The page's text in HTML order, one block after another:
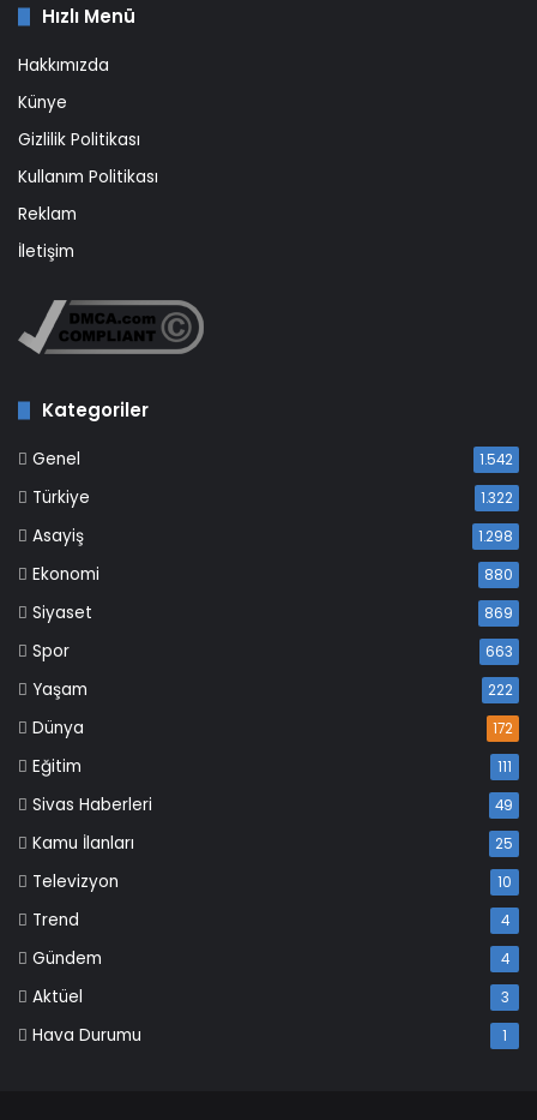
Hızlı Menü
Hakkımızda
Künye
Gizlilik Politikası
Kullanım Politikası
Reklam
İletişim
Kategoriler
Genel 1.542
Türkiye 1.322
Asayiş 1.298
Ekonomi 880
Siyaset 869
Spor 663
Yaşam 222
Dünya 172
Eğitim 111
Sivas Haberleri 49
Kamu İlanları 25
Televizyon 10
Trend 4
Gündem 4
Aktüel 3
Hava Durumu 1